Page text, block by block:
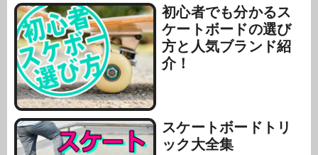
初心者でも分かるス
ケートボードの選び
方と人気ブランド紹
介！
スケートボードトリ
ック大全集